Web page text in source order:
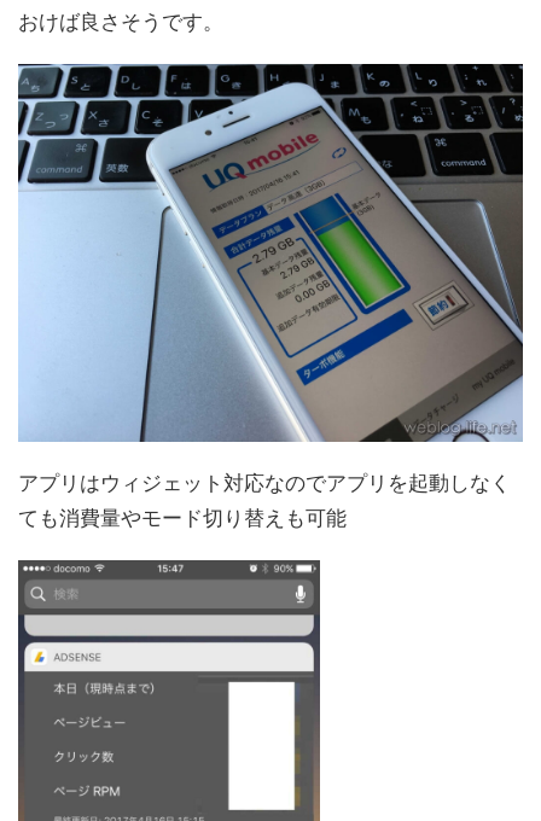
おけば良さそうです。
アプリはウィジェット対応なのでアプリを起動しなく
ても消費量やモード切り替えも可能